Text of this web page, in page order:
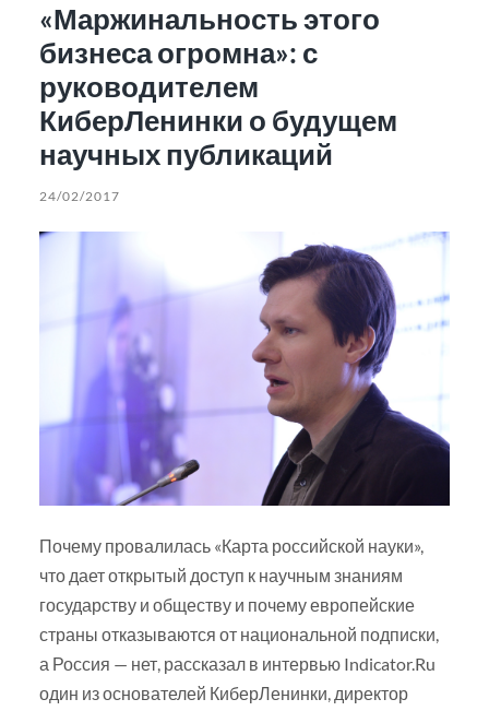
«Маржинальность этого
бизнеса огромна»: с
руководителем
КиберЛенинки о будущем
научных публикаций
24/02/2017
Почему провалилась «Карта российской науки»,
что дает открытый доступ к научным знаниям
государству и обществу и почему европейские
страны отказываются от национальной подписки,
а Россия — нет, рассказал в интервью Indicator.Ru
один из основателей КиберЛенинки, директор